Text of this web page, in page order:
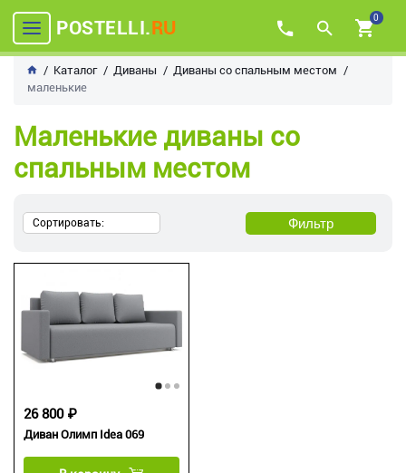
POSTELLI.RU 0
Каталог Диваны
Диваны со спальным местом
маленькие
Маленькие диваны со
спальным местом
Сортировать: Фильтр
Диван Олимп Idea 069
26 800 ₽